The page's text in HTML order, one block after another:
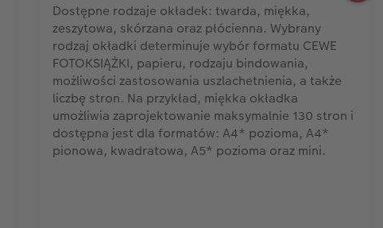
Dostępne rodzaje okładek: twarda, miękka,
zeszytowa, skórzana oraz płócienna. Wybrany
rodzaj okładki determinuje wybór formatu CEWE
FOTOKSIĄŻKI, papieru, rodzaju bindowania,
możliwości zastosowania uszlachetnienia, a także
liczbę stron. Na przykład, miękka okładka
umożliwia zaprojektowanie maksymalnie 130 stron i
dostępna jest dla formatów: A4* pozioma, A4*
pionowa, kwadratowa, A5* pozioma oraz mini.